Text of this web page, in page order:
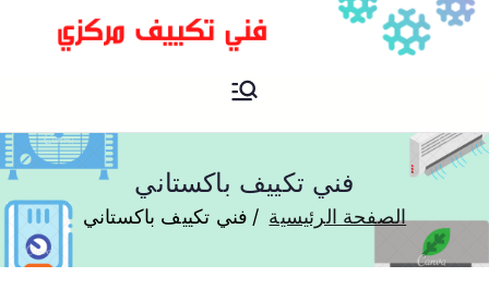
فني تكييف مركزي الكويت
فني تكييف باكستاني
الصفحة الرئيسية فني تكييف باكستاني